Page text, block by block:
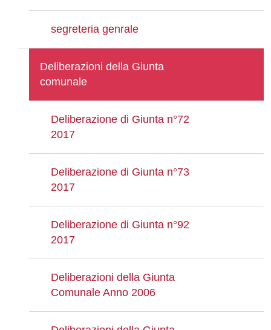
segreteria genrale
Deliberazioni della Giunta
comunale
Deliberazione di Giunta n°72
2017
Deliberazione di Giunta n°73
2017
Deliberazione di Giunta n°92
2017
Deliberazioni della Giunta
Comunale Anno 2006